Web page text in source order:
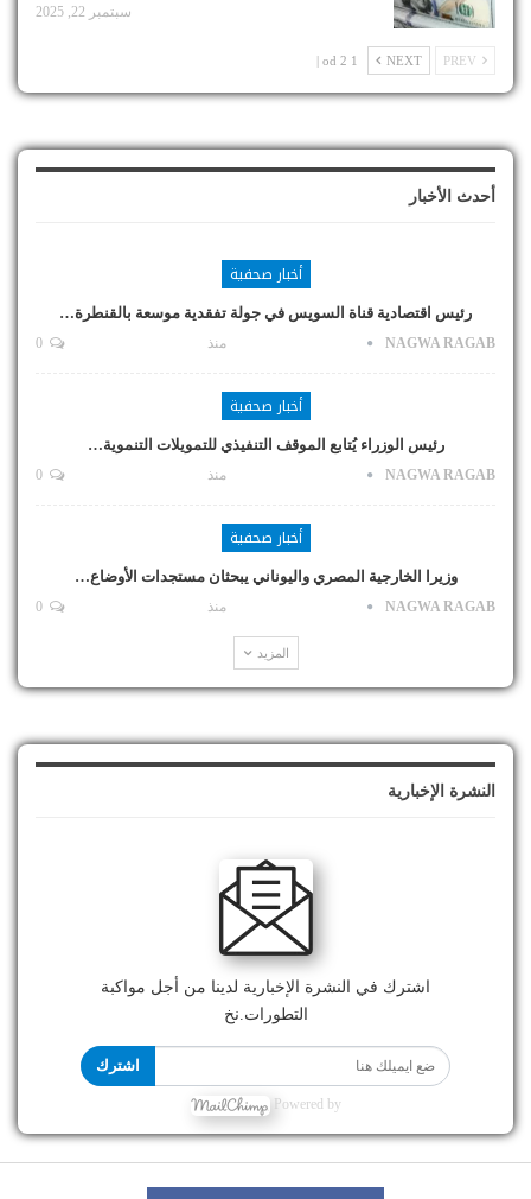
سبتمبر 22, 2025
NEXT
1 od 2 |
أحدث الأخبار
أخبار صحفية
رئيس اقتصادية قناة السويس في جولة تفقدية موسعة بالقنطرة…
NAGWA RAGAB منذ
أخبار صحفية
رئيس الوزراء يُتابع الموقف التنفيذي للتمويلات التنموية…
NAGWA RAGAB منذ
أخبار صحفية
وزيرا الخارجية المصري واليوناني يبحثان مستجدات الأوضاع…
NAGWA RAGAB منذ
المزيد
النشرة الإخبارية
اشترك في النشرة الإخبارية لدينا من أجل مواكبة
التطورات.نخ
اشترك
Powered by